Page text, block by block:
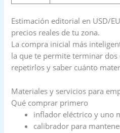
Estimación editorial en USD/
precios reales de tu zona.
La compra inicial más
la que te permite terminar
repetirlos y saber cuánto
Materiales y servicios para
Qué comprar primero
inflador eléctrico y uno
calibrador para